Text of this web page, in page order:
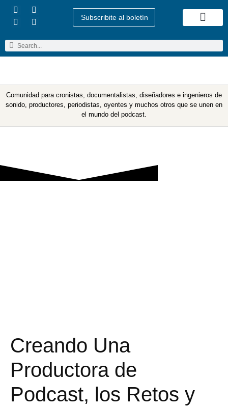
Subscribite al boletín
Comunidad para cronistas, documentalistas, diseñadores e ingenieros de
sonido, productores, periodistas, oyentes y muchos otros que se unen en
el mundo del podcast.
Creando Una
Productora de
Podcast, los Retos y